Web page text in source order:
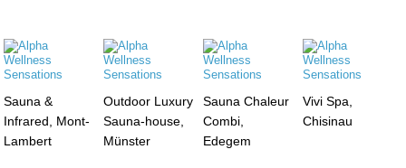
Sauna &
Infrared, Mont-
Lambert
Outdoor Luxury
Sauna-house,
Münster
Sauna Chaleur
Combi,
Edegem
Vivi Spa,
Chisinau